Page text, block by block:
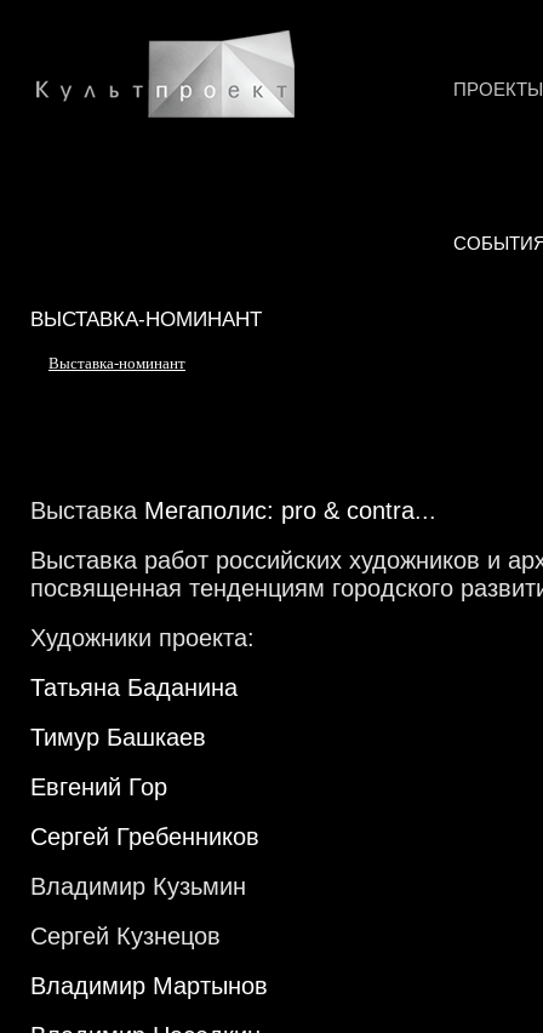
ПРОЕКТЫ
ВЫСТАВКА-НОМИНАНТ
Выставка-номинант
Выставка Мегаполис: pro & contra...
Выставка работ российских художников и
посвященная тенденциям городского
Художники проекта:
Татьяна Баданина
Тимур Башкаев
Евгений Гор
Сергей Гребенников
Владимир Кузьмин
Сергей Кузнецов
Владимир Мартынов